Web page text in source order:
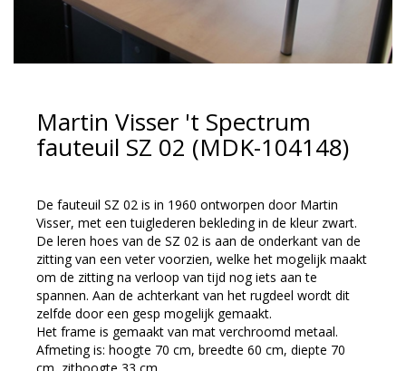
Martin Visser 't Spectrum
fauteuil SZ 02 (MDK-104148)
De fauteuil SZ 02 is in 1960 ontworpen door Martin
Visser, met een tuiglederen bekleding in de kleur zwart.
De leren hoes van de SZ 02 is aan de onderkant van de
zitting van een veter voorzien, welke het mogelijk maakt
om de zitting na verloop van tijd nog iets aan te
spannen. Aan de achterkant van het rugdeel wordt dit
zelfde door een gesp mogelijk gemaakt.
Het frame is gemaakt van mat verchroomd metaal.
Afmeting is: hoogte 70 cm, breedte 60 cm, diepte 70